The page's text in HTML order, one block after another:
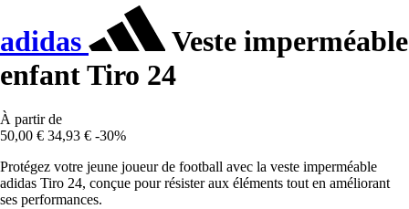
adidas
Veste imperméable
enfant Tiro 24
À partir de
50,00 € 34,93 € -30%
Protégez votre jeune joueur de football avec la veste imperméable
adidas Tiro 24, conçue pour résister aux éléments tout en améliorant
ses performances.